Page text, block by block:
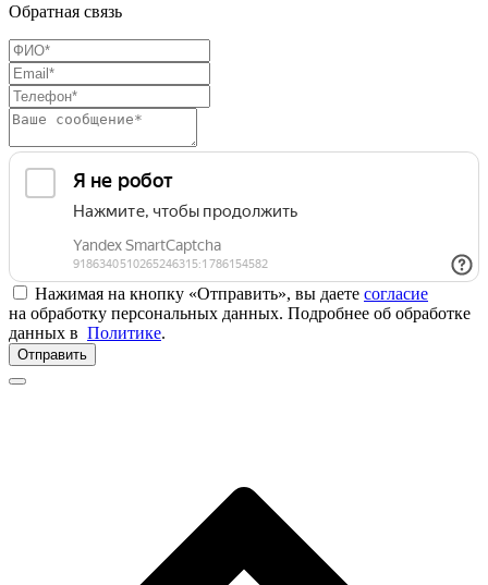
Обратная связь
Нажимая на кнопку «Отправить», вы даете согласие
на обработку персональных данных. Подробнее об обработке
данных в Политике.
Отправить